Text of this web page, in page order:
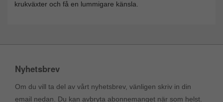
krukväxter och få en lummigare känsla.
Nyhetsbrev
Om du vill ta del av vårt nyhetsbrev, vänligen skriv in din
email nedan. Du kan avbryta abonnemanget när som helst.